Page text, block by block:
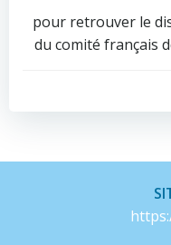
pour retrouver le
du comité français